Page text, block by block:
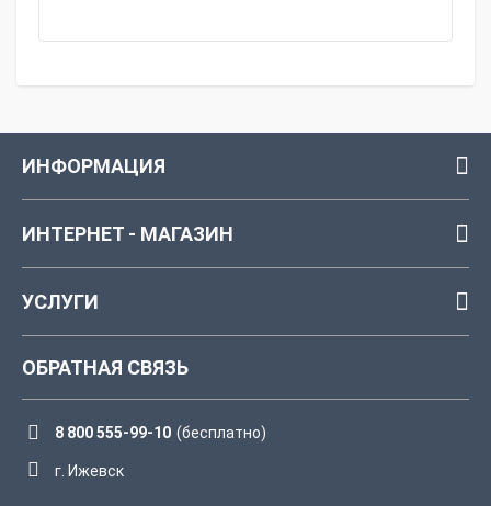
ИНФОРМАЦИЯ
ИНТЕРНЕТ - МАГАЗИН
УСЛУГИ
ОБРАТНАЯ СВЯЗЬ
8 800 555-99-10 (бесплатно)
г. Ижевск